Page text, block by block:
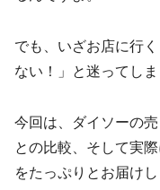
でも、いざお店に行
ない！」と迷ってしま
今回は、ダイソーの
との比較、そして実
をたっぷりとお届けし